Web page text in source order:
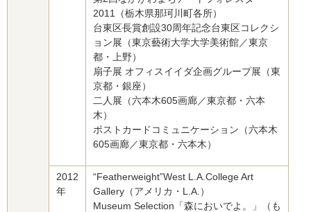
2011（栃木県那珂川町各所）
台東区長賞創設30周年記念台東区コレクシ
ョン展（東京藝術大学大学美術館／東京
都・上野）
扇子展 オフィスイイダ企画グループ展（東
京都・銀座）
二人展（六本木605画廊／東京都・六本
木）
ポストカードコミュニケーション（六本木
605画廊／東京都・六本木）
2012
年
“Featherweight”West L.A.College Art
Gallery（アメリカ・L.A.）
Museum Selection「森においでよ。」（も